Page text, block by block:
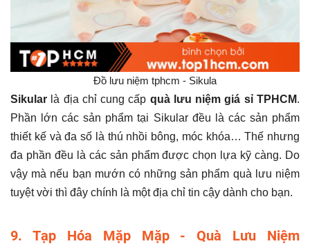
Đồ lưu niệm tphcm - Sikula
Sikular là địa chỉ cung cấp quà lưu niệm giá sỉ TPHCM.
Phần lớn các sản phẩm tại Sikular đều là các sản phẩm
thiết kế và đa số là thú nhồi bông, móc khóa… Thế nhưng
đa phần đều là các sản phẩm được chọn lựa kỹ càng. Do
vậy mà nếu bạn mướn có những sản phẩm quà lưu niệm
tuyệt vời thì đây chính là một địa chỉ tin cậy dành cho bạn.
9. Tạp Hóa Mặp Mặp - Quà Lưu Niệm